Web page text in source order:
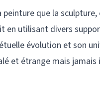
que la sculpture,
en utilisant divers
évolution et son
et étrange mais jamais